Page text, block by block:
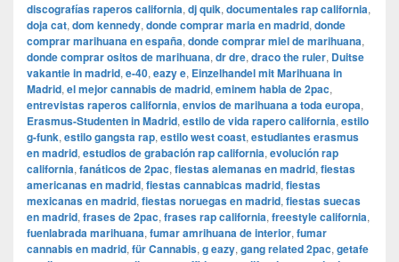
discografías raperos california, dj quik, documentales rap california,
doja cat, dom kennedy, donde comprar maria en madrid, donde
comprar marihuana en españa, donde comprar miel de marihuana,
donde comprar ositos de marihuana, dr dre, draco the ruler, Duitse
vakantie in madrid, e-40, eazy e, Einzelhandel mit Marihuana in
Madrid, el mejor cannabis de madrid, eminem habla de 2pac,
entrevistas raperos california, envios de marihuana a toda europa,
Erasmus-Studenten in Madrid, estilo de vida rapero california, estilo
g-funk, estilo gangsta rap, estilo west coast, estudiantes erasmus
en madrid, estudios de grabación rap california, evolución rap
california, fanáticos de 2pac, fiestas alemanas en madrid, fiestas
americanas en madrid, fiestas cannabicas madrid, fiestas
mexicanas en madrid, fiestas noruegas en madrid, fiestas suecas
en madrid, frases de 2pac, frases rap california, freestyle california,
fuenlabrada marihuana, fumar amrihuana de interior, fumar
cannabis en madrid, für Cannabis, g eazy, gang related 2pac, getafe